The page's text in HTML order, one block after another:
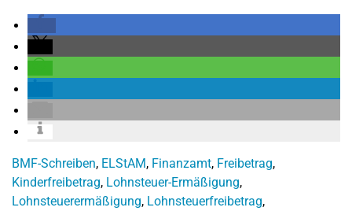
BMF-Schreiben, ELStAM, Finanzamt, Freibetrag,
Kinderfreibetrag, Lohnsteuer-Ermäßigung,
Lohnsteuerermäßigung, Lohnsteuerfreibetrag,